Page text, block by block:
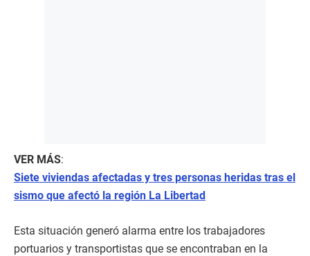
VER MÁS:
Siete viviendas afectadas y tres personas heridas tras el
sismo que afectó la región La Libertad
Esta situación generó alarma entre los trabajadores
portuarios y transportistas que se encontraban en la